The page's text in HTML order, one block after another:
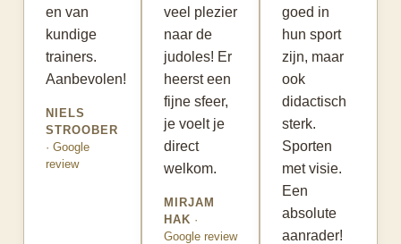
en van
kundige
trainers.
Aanbevolen!
NIELS
STROOBER
· Google
review
veel plezier
naar de
judoles! Er
heerst een
fijne sfeer,
je voelt je
direct
welkom.
MIRJAM
HAK ·
Google review
goed in
hun sport
zijn, maar
ook
didactisch
sterk.
Sporten
met visie.
Een
absolute
aanrader!